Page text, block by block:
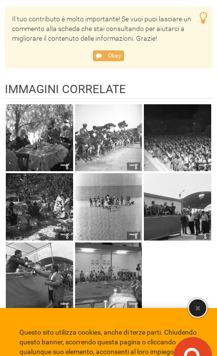
Il tuo contributo è molto importante! Se vuoi puoi lasciare un
commento alla scheda che stai consultando per aiutarci a
migliorare il contenuto delle informazioni. Grazie!
Okay
IMMAGINI CORRELATE
Comune di Eboli Servizio Bibliotecario Nazionale
Privacy policy
Credits
Questo sito utilizza cookies, anche di terze parti. Chiudendo
questo banner, scorrendo questa pagina o cliccando
qualunque suo elemento, acconsenti al loro impiego in